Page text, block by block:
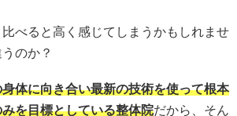
べると高く感じてしまうかもしれませ
のか？
体に向き合い最新の技術を使って根本
を目標としている整体院だから、そん